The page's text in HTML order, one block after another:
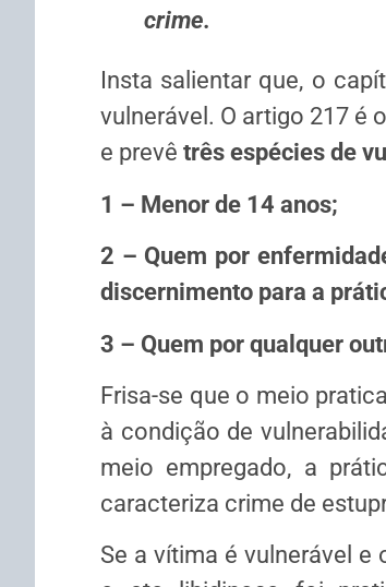
crime.
Insta salientar que, o
vulnerável. O artigo 217 é
e prevê três espécies de
1 – Menor de 14 anos;
2 – Quem por
discernimento para a
3 – Quem por qualquer
Frisa-se que o meio
à condição de
meio empregado, a
caracteriza crime de
Se a vítima é vulnerável